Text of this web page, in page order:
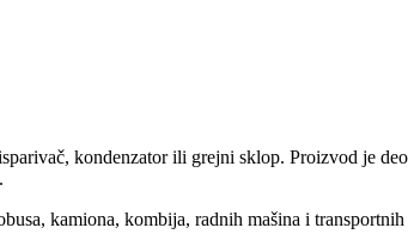
kondenzator ili grejni sklop. Proizvod je
kamiona, kombija, radnih mašina i